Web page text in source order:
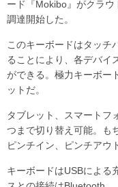
ード『Mokibo』がクラ
調達開始した。
このキーボードはタッチ
ることにより、各デバイ
ができる。極力キーボー
ットだ。
タブレット、スマートフ
つまで切り替え可能。も
ピンチイン、ピンチアウ
キーボードはUSBによる